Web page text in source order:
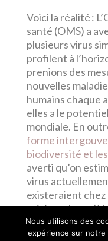
Voici la réalité :
santé (OMS) a
plusieurs virus
profilent à
prenions des
nouvelles
humains chaque
elles a le
mondiale. En
forme
biodiversité et
averti qu’on
virus
existeraient
aviaires. Jusqu’à
avoir la capacité
Nous utilisons des
expérience sur notre